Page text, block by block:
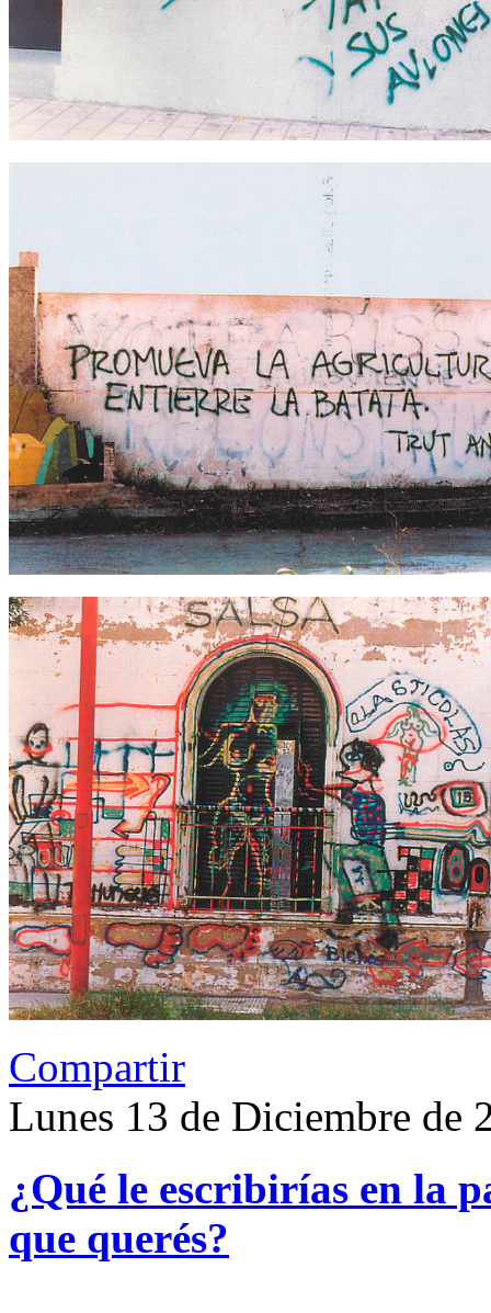
Compartir
Lunes 13 de Diciembre de
¿Qué le escribirías en la
que querés?